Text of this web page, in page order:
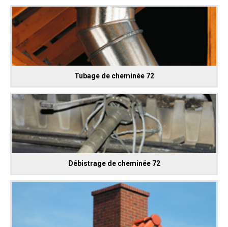
Tubage de cheminée 72
Débistrage de cheminée 72